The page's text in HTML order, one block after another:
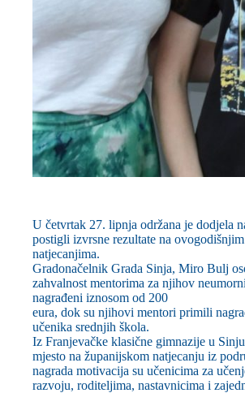
U četvrtak 27. lipnja održana je dodjela
postigli izvrsne rezultate na
natjecanjima.
Gradonačelnik Grada Sinja, Miro Bulj
zahvalnost mentorima za njihov
nagrađeni iznosom od 200
eura, dok su njihovi mentori primili
učenika srednjih škola.
Iz Franjevačke klasične gimnazije u
mjesto na županijskom natjecanju iz
nagrada motivacija su učenicima za
razvoju, roditeljima, nastavnicima i